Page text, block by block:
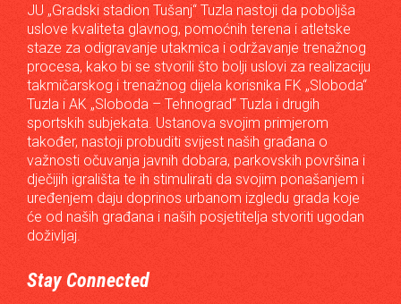
JU „Gradski stadion Tušanj“ Tuzla nastoji da poboljša
uslove kvaliteta glavnog, pomoćnih terena i atletske
staze za odigravanje utakmica i održavanje trenažnog
procesa, kako bi se stvorili što bolji uslovi za realizaciju
takmičarskog i trenažnog dijela korisnika FK „Sloboda“
Tuzla i AK „Sloboda – Tehnograd“ Tuzla i drugih
sportskih subjekata. Ustanova svojim primjerom
također, nastoji probuditi svijest naših građana o
važnosti očuvanja javnih dobara, parkovskih površina i
dječijih igrališta te ih stimulirati da svojim ponašanjem i
uređenjem daju doprinos urbanom izgledu grada koje
će od naših građana i naših posjetitelja stvoriti ugodan
doživljaj.
Stay Connected